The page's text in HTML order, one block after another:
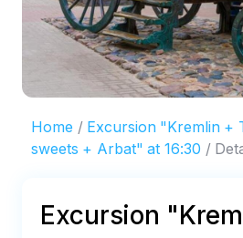
Home
Еxcursion "Kremlin +
sweets + Arbat" at 16:30
Еxcursion